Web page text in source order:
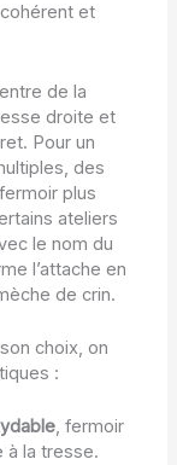
et
de la
droite et
Pour un
des
plus
ateliers
le nom du
l’attache en
de crin.
choix, on
:
, fermoir
à la tresse.